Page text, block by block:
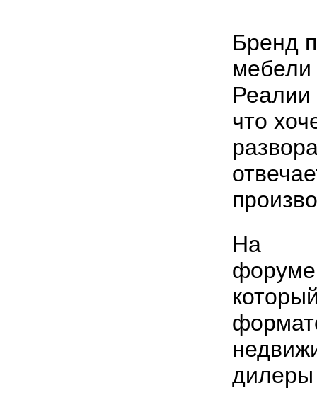
Бренд
мебели
Реалии
что
На
форуме
дилеры